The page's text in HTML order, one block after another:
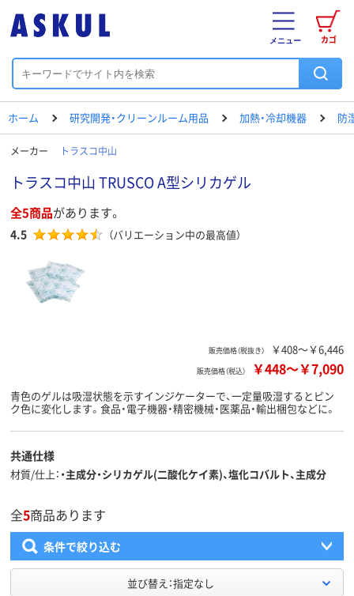
カゴ
メニュー
ホーム 研究開発・クリーンルーム用品 加熱・冷却機器 防
メーカー トラスコ中山
トラスコ中山 TRUSCO A型シリカゲル
全5商品があります。
4.5 （バリエーション中の最高値）
販売価格（税抜き） ￥408～￥6,446
販売価格（税込） ￥448～￥7,090
青色のゲルは吸湿状態を示すインジケーターで、一定量吸湿するとピン
ク色に変化します。食品・電子機器・精密機械・医薬品・輸出梱包などに。
共通仕様
材質/仕上 ・主成分・シリカゲル(二酸化ケイ素)、塩化コバルト、主成分
全5商品あります
条件で絞り込む
並び替え：指定なし